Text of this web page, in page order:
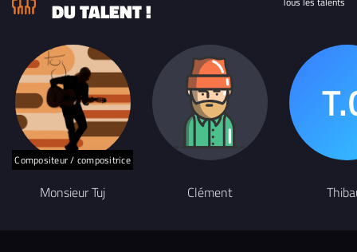
DU TALENT !
Compositeur / compositrice
Monsieur Tuj Clément